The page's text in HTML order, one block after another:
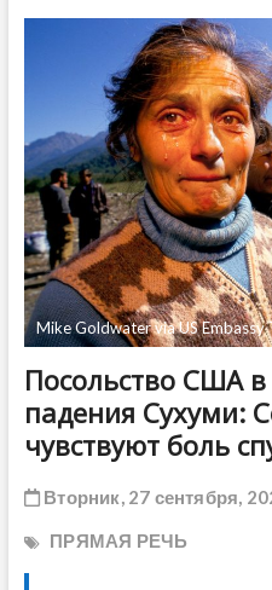
Mike Goldwater via US Embassy
Посольство США
падения Сухуми:
чувствуют боль
Вторник, 27 сентября,
ПРЯМАЯ РЕЧЬ